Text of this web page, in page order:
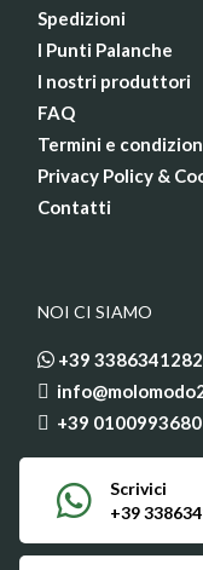
Spedizioni
I Punti Palanche
I nostri produttori
FAQ
Termini e
Privacy Policy &
Contatti
NOI CI SIAMO
+39 3386341282
+39 0100993680
Scrivici
+39